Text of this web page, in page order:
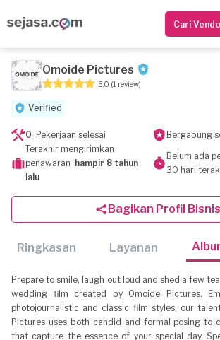
Cari
Omoide Pictures
5.0 (1 review)
Verified
0 Pekerjaan selesai Bergabung
Terakhir mengirimkan
penawaran hampir 8 tahun
lalu
Belum ada
30 hari
Bagikan Profil Bisnis
Ringkasan Layanan
Prepare to smile, laugh out loud and shed a few
wedding film created by Omoide Pictures.
photojournalistic and classic film styles, our
Pictures uses both candid and formal posing to
that capture the essence of your special day.